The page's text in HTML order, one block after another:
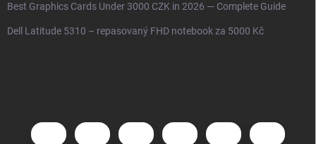
Best Graphics Cards Under 3000 CZK in 2026 — Complete Guide
Dell Latitude 5310 – repasovaný FHD notebook za 5000 Kč